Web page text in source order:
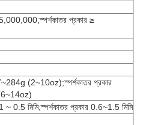
5,000,000;স্পর্শকাতর প্রকার ≥
(2~10oz);স্পর্শকাতর প্রকার
~ 0.5 মিমি;স্পর্শকাতর প্রকার 0.6~1.5 মিমি